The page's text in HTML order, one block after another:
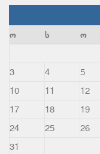
ო
ს ო
3
4 5
10
11 12
17
18 19
24
25 26
31